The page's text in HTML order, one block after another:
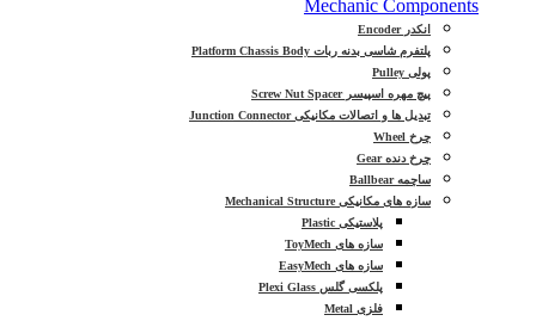
Mechanic Components
انکدر Encoder
پلتفرم شاسی بدنه ربات Platform Chassis Body
پولی Pulley
پیچ مهره اسپیسر Screw Nut Spacer
تبدیل ها و اتصالات مکانیکی Junction Connector
چرخ Wheel
چرخ دنده Gear
ساچمه Ballbear
سازه های مکانیکی Mechanical Structure
پلاستیکی Plastic
سازه های ToyMech
سازه های EasyMech
پلکسی گلس Plexi Glass
فلزی Metal